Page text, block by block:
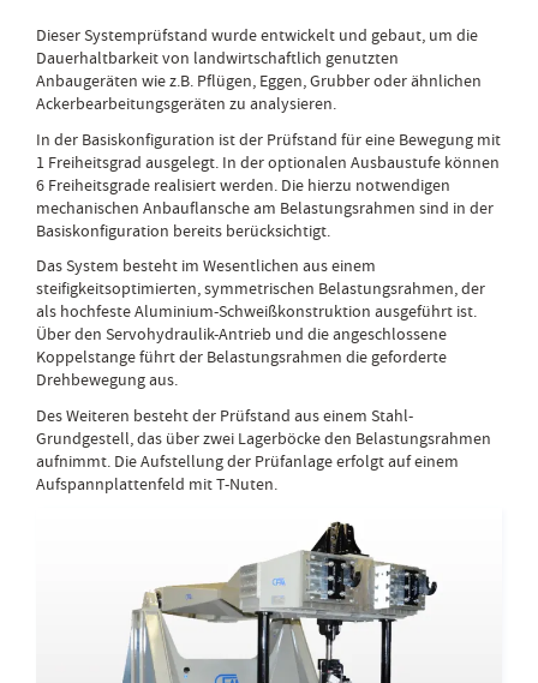
Dieser Systemprüfstand wurde entwickelt und gebaut, um die
Dauerhaltbarkeit von landwirtschaftlich genutzten
Anbaugeräten wie z.B. Pflügen, Eggen, Grubber oder ähnlichen
Ackerbearbeitungsgeräten zu analysieren.
In der Basiskonfiguration ist der Prüfstand für eine Bewegung mit
1 Freiheitsgrad ausgelegt. In der optionalen Ausbaustufe können
6 Freiheitsgrade realisiert werden. Die hierzu notwendigen
mechanischen Anbauflansche am Belastungsrahmen sind in der
Basiskonfiguration bereits berücksichtigt.
Das System besteht im Wesentlichen aus einem
steifigkeitsoptimierten, symmetrischen Belastungsrahmen, der
als hochfeste Aluminium-Schweißkonstruktion ausgeführt ist.
Über den Servohydraulik-Antrieb und die angeschlossene
Koppelstange führt der Belastungsrahmen die geforderte
Drehbewegung aus.
Des Weiteren besteht der Prüfstand aus einem Stahl-
Grundgestell, das über zwei Lagerböcke den Belastungsrahmen
aufnimmt. Die Aufstellung der Prüfanlage erfolgt auf einem
Aufspannplattenfeld mit T-Nuten.